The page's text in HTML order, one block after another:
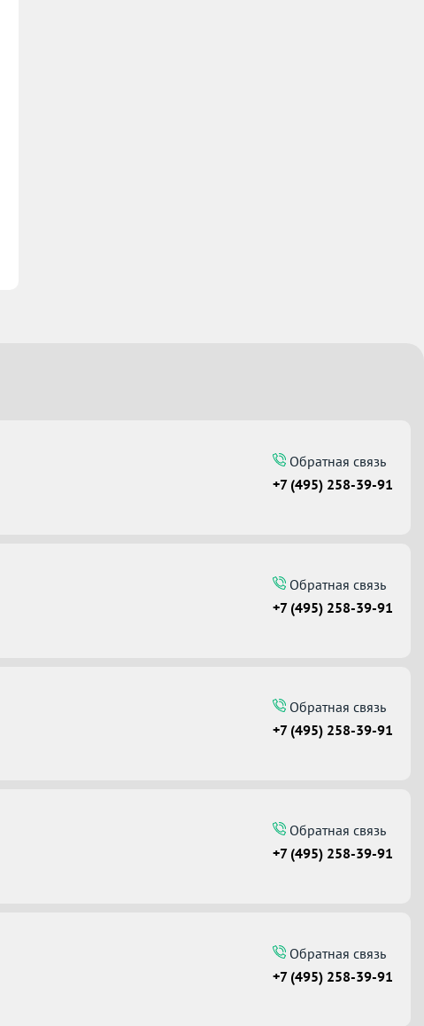
Обратная связь
+7 (495) 258-39-91
Обратная связь
+7 (495) 258-39-91
Обратная связь
+7 (495) 258-39-91
Обратная связь
+7 (495) 258-39-91
Обратная связь
+7 (495) 258-39-91